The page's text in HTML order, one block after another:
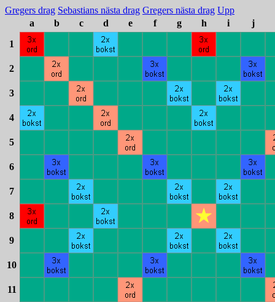
Gregers drag Sebastians nästa drag Gregers nästa drag Upp
a
b c d e f g h i j
1
2
3
4
5
6
7
8
9
10
11